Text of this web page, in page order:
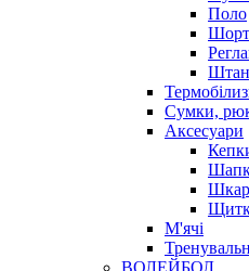
Поло
Сумки,
Аксесуари
М'ячі
ВОЛЕЙБОЛ